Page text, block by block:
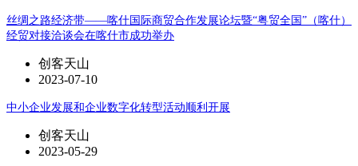
丝绸之路经济带——喀什国际商贸合作发展论坛暨“粤贸全国”（喀什）
经贸对接洽谈会在喀什市成功举办
创客天山
2023-07-10
中小企业发展和企业数字化转型活动顺利开展
创客天山
2023-05-29